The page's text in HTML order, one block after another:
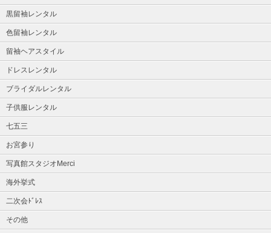
黒留袖レンタル
色留袖レンタル
留袖ヘアスタイル
ドレスレンタル
ブライダルレンタル
子供服レンタル
七五三
お宮参り
写真館スタジオMerci
海外挙式
二次会ﾄﾞﾚｽ
その他